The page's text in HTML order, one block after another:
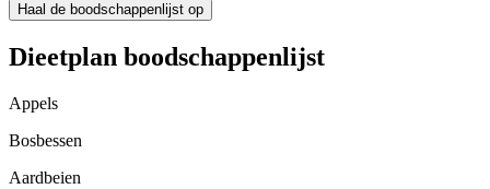
Haal de boodschappenlijst op
Dieetplan boodschappenlijst
Appels
Bosbessen
Aardbeien